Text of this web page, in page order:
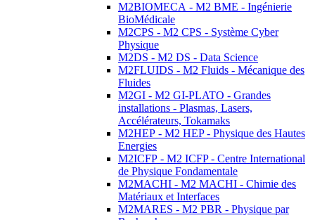
M2BIOMECA - M2 BME - Ingénierie
BioMédicale
M2CPS - M2 CPS - Système Cyber
Physique
M2DS - M2 DS - Data Science
M2FLUIDS - M2 Fluids - Mécanique des
Fluides
M2GI - M2 GI-PLATO - Grandes
installations - Plasmas, Lasers,
Accélérateurs, Tokamaks
M2HEP - M2 HEP - Physique des Hautes
Energies
M2ICFP - M2 ICFP - Centre International
de Physique Fondamentale
M2MACHI - M2 MACHI - Chimie des
Matériaux et Interfaces
M2MARES - M2 PBR - Physique par